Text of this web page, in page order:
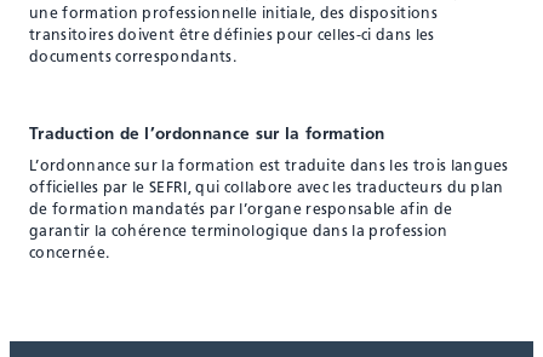
une formation professionnelle initiale, des dispositions
transitoires doivent être définies pour celles-ci dans les
documents correspondants.
Traduction de l’ordonnance sur la formation
L’ordonnance sur la formation est traduite dans les trois langues
officielles par le SEFRI, qui collabore avec les traducteurs du plan
de formation mandatés par l’organe responsable afin de
garantir la cohérence terminologique dans la profession
concernée.